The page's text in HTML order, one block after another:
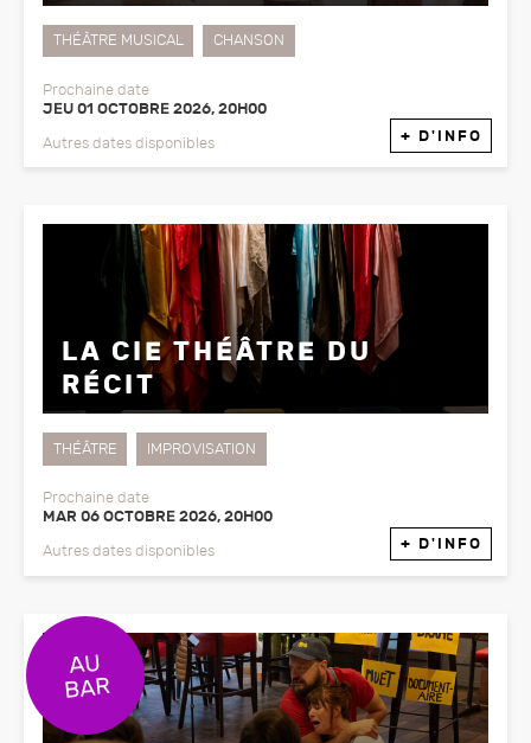
THÉÂTRE MUSICAL CHANSON
Prochaine date
JEU 01 OCTOBRE 2026, 20H00
Autres dates disponibles + D'INFO
LA CIE THÉÂTRE DU
RÉCIT
THÉÂTRE IMPROVISATION
Prochaine date
MAR 06 OCTOBRE 2026, 20H00
Autres dates disponibles + D'INFO